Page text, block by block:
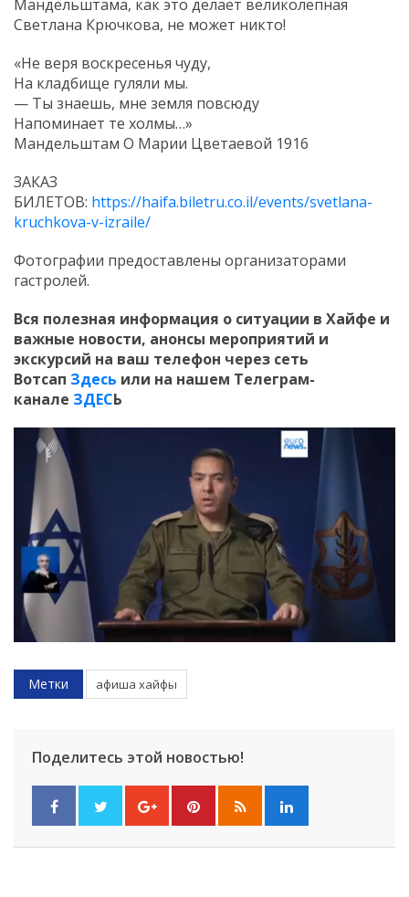
Мандельштама, как это делает великолепная
Светлана Крючкова, не может никто!
«Не веря воскресенья чуду,
На кладбище гуляли мы.
— Ты знаешь, мне земля повсюду
Напоминает те холмы…»
Мандельштам О Марии Цветаевой 1916
ЗАКАЗ
БИЛЕТОВ: https://haifa.biletru.co.il/events/svetlana-
kruchkova-v-izraile/
Фотографии предоставлены организаторами
гастролей.
Вся полезная информация о ситуации в Хайфе и
важные новости, анонсы мероприятий и
экскурсий на ваш телефон через сеть
Вотсап Здесь или на нашем Телеграм-
канале ЗДЕСЬ
Метки афиша хайфы
Поделитесь этой новостью!